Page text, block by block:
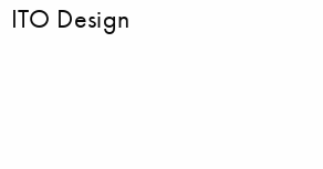
ITO Design